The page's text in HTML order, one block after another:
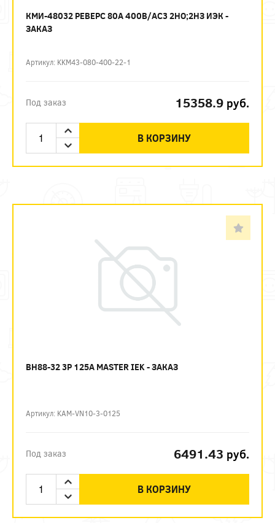
КМИ-48032 РЕВЕРС 80А 400В/АС3 2НО;2НЗ ИЭК -
ЗАКАЗ
Артикул: KKM43-080-400-22-1
Под заказ 15358.9 руб.
В КОРЗИНУ
ВН88-32 3P 125А MASTER IEK - ЗАКАЗ
Артикул: KAM-VN10-3-0125
Под заказ 6491.43 руб.
В КОРЗИНУ